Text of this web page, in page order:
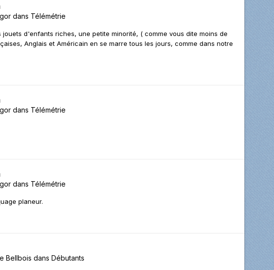
dans Télémétrie
d'enfants riches, une petite minorité, ( comme vous dite moins de
Anglais et Américain en se marre tous les jours, comme dans notre
dans Télémétrie
dans Télémétrie
planeur.
Bellbois dans Débutants